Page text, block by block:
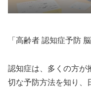
「高齢者 認知症予防
認知症は、多くの方が
切な予防方法を知り、